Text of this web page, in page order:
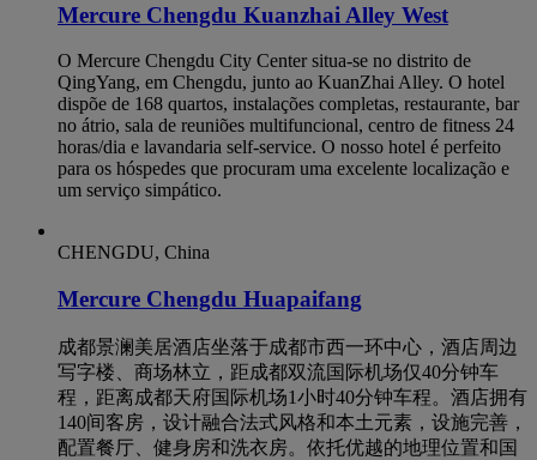
Mercure Chengdu Kuanzhai Alley West
O Mercure Chengdu City Center situa-se no distrito de
QingYang, em Chengdu, junto ao KuanZhai Alley. O hotel
dispõe de 168 quartos, instalações completas, restaurante, bar
no átrio, sala de reuniões multifuncional, centro de fitness 24
horas/dia e lavandaria self-service. O nosso hotel é perfeito
para os hóspedes que procuram uma excelente localização e
um serviço simpático.
CHENGDU, China
Mercure Chengdu Huapaifang
成都景澜美居酒店坐落于成都市西一环中心，酒店周边
写字楼、商场林立，距成都双流国际机场仅40分钟车
程，距离成都天府国际机场1小时40分钟车程。酒店拥有
140间客房，设计融合法式风格和本土元素，设施完善，
配置餐厅、健身房和洗衣房。依托优越的地理位置和国